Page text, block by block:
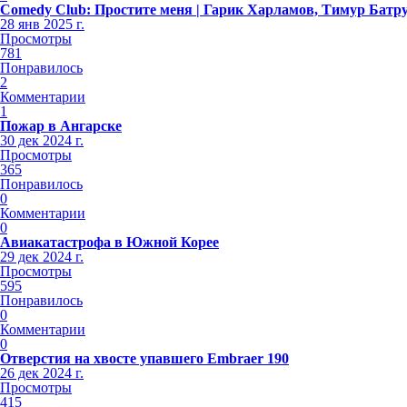
Comedy Club: Простите меня | Гарик Харламов, Тимур
28 янв 2025 г.
Просмотры
781
Понравилось
2
Комментарии
1
Пожар в Ангарске
30 дек 2024 г.
Просмотры
365
Понравилось
0
Комментарии
0
Авиакатастрофа в Южной Корее
29 дек 2024 г.
Просмотры
595
Понравилось
0
Комментарии
0
Отверстия на хвосте упавшего Embraer 190
26 дек 2024 г.
Просмотры
415